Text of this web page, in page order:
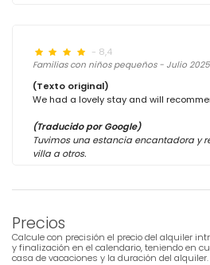
- 8,4
Familias con niños pequeños - Julio
(Texto original)
We had a lovely stay and will
(Traducido por Google)
Tuvimos una estancia encantadora y
villa a otros.
Precios
Calcule con precisión el precio del alquiler
y finalización en el calendario, teniendo en
casa de vacaciones y la duración del alquiler.